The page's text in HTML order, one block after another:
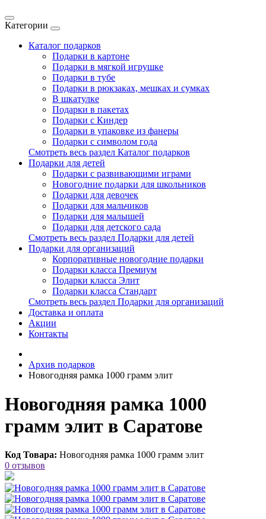
Категории
Каталог подарков
Подарки в картоне
Подарки в мягкой игрушке
Подарки в тубе
Подарки в рюкзаках, мешках и сумках
В шкатулке
Подарки в пакетах
Подарки с Киндер
Подарки в упаковке из фанеры
Подарки с символом года
Смотреть весь раздел Каталог подарков
Подарки для детей
Подарки с развивающими играми
Новогодние подарки для школьников
Подарки для девочек
Подарки для мальчиков
Подарки для малышей
Подарки для детского сада
Смотреть весь раздел Подарки для детей
Подарки для организаций
Корпоративные новогодние подарки
Подарки класса Премиум
Подарки класса Элит
Подарки класса Стандарт
Смотреть весь раздел Подарки для организаций
Доставка и оплата
Акции
Контакты
Архив подарков
Новогодняя рамка 1000 грамм элит
Новогодняя рамка 1000
грамм элит в Саратове
Код Товара: Новогодняя рамка 1000 грамм элит
0 отзывов